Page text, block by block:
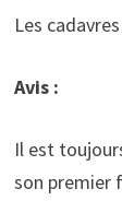
Les
Avis :
Il est
son premier